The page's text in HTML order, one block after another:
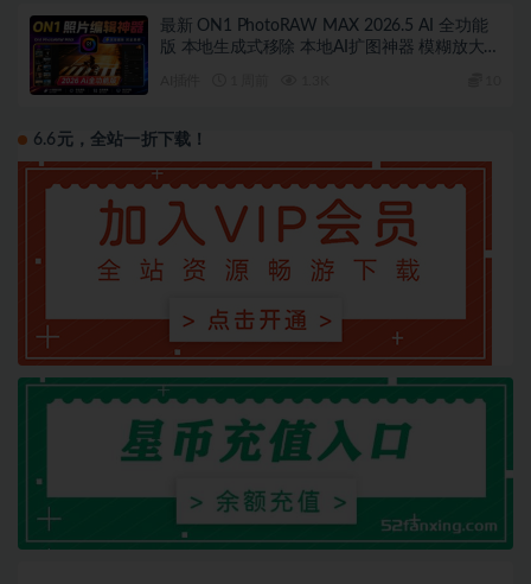
最新 ON1 PhotoRAW MAX 2026.5 AI 全功能
版 本地生成式移除 本地AI扩图神器 模糊放大！
6.6元，全站一折下载！